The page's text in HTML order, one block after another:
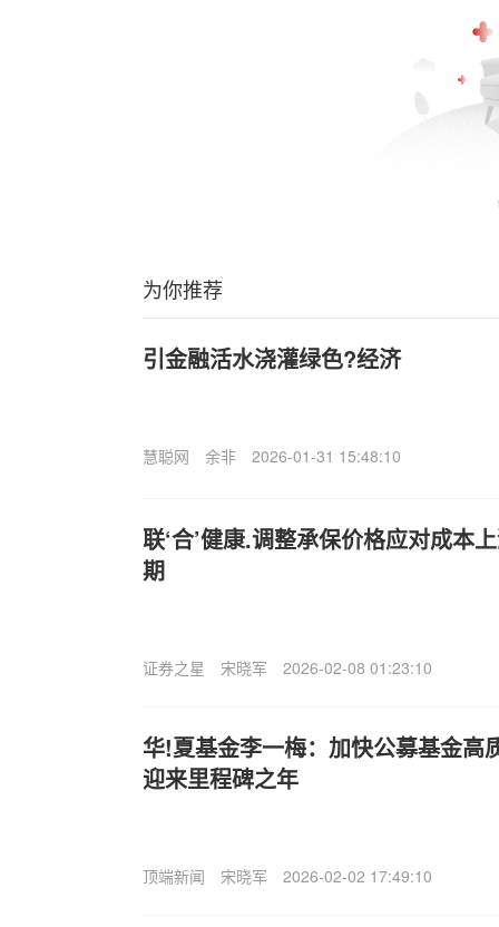
为你推荐
引金融活水浇灌绿色?经济
慧聪网 余非 2026-01-31 15:48:10
联‘合’健康.调整承保价格应对成本
期
证券之星 宋晓军 2026-02-08 01:23:10
华!夏基金李一梅：加快公募基金高
迎来里程碑之年
顶端新闻 宋晓军 2026-02-02 17:49:10